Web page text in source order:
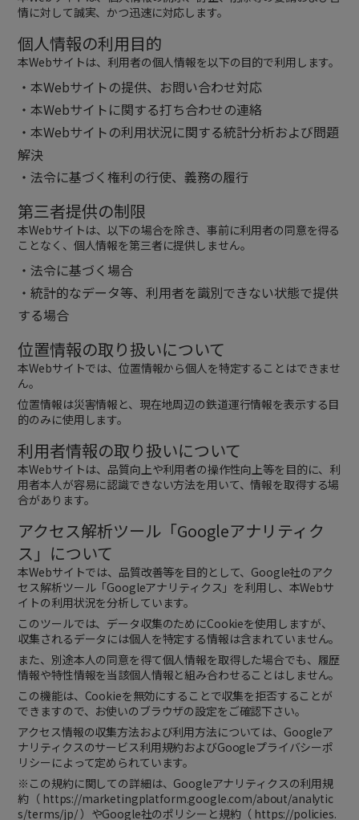
情に対して誠実、かつ迅速に対応します。
個人情報の利用目的
本Webサイトは、利用者の個人情報を以下の目的で利用します。
・本Webサイトの提供、お問い合わせ対応
・本Webサイトに関する打ち合わせの連絡
・本Webサイトの利用状況に関する統計分析および問題
解決
・法令に基づく権利の行使、義務の履行
第三者提供の制限
本Webサイトは、以下の場合を除き、事前に利用者の同意を得る
ことなく、個人情報を第三者に提供しません。
・法令に基づく場合
・統計的なデータ等、利用者を識別できない状態で提供
する場合
位置情報の取り扱いについて
本Webサイトでは、位置情報から個人を特定することはできませ
ん。
位置情報は災害情報と、現在地周辺の鉄道運行情報を表示する目
的のみに使用します。
利用者情報の取り扱いについて
本Webサイトは、品質向上や利用者の操作性向上等を目的に、利
用者本人が容易に認識できない方法を用いて、情報を取得する場
合があります。
アクセス解析ツール「Googleアナリティク
ス」について
本Webサイトでは、品質改善等を目的として、Google社のアク
セス解析ツール「Googleアナリティクス」を利用し、本Webサ
イトの利用状況を分析しています。
このツールでは、データ収集のためにCookieを使用しますが、
収集されるデータには個人を特定する情報は含まれていません。
また、別途本人の同意を得て個人情報を取得した場合でも、履歴
情報や特性情報を当該個人情報と組み合わせることはしません。
この機能は、Cookieを無効にすることで収集を拒否することが
できますので、お使いのブラウザの設定をご確認下さい。
アクセス情報の収集方法および利用方法については、Googleア
ナリティクスのサービス利用規約およびGoogleプライバシーポ
リシーによって定められています。
※この規約に関しての詳細は、Googleアナリティクスの利用規
約（ https://marketingplatform.google.com/about/analytic
s/terms/jp/）やGoogle社のポリシーと規約（ https://policies.